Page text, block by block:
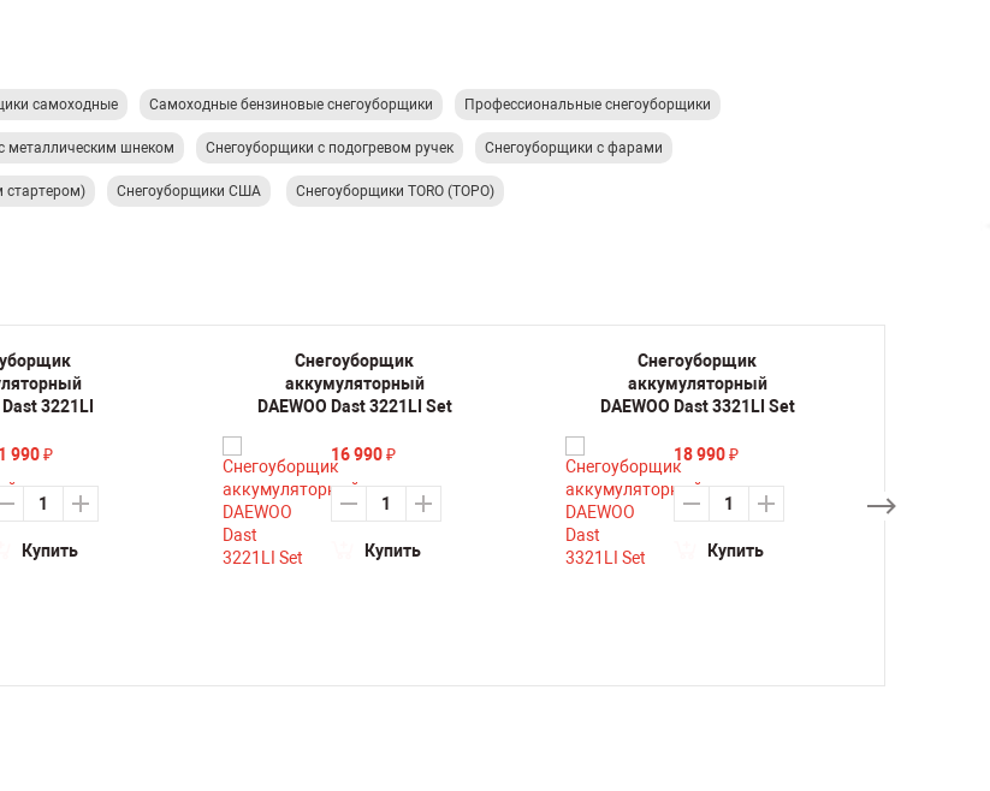
самоходные Самоходные бензиновые снегоуборщики Профессиональные снегоуборщики
металлическим шнеком Снегоуборщики с подогревом ручек Снегоуборщики с фарами
стартером) Снегоуборщики США Снегоуборщики TORO (ТОРО)
Dast 3221LI
990₽
Купить
Снегоуборщик
аккумуляторный
DAEWOO Dast 3221LI Set
16 990 ₽
Купить
Снегоуборщик
аккумуляторный
DAEWOO Dast 3321LI Set
18 990 ₽
Купить